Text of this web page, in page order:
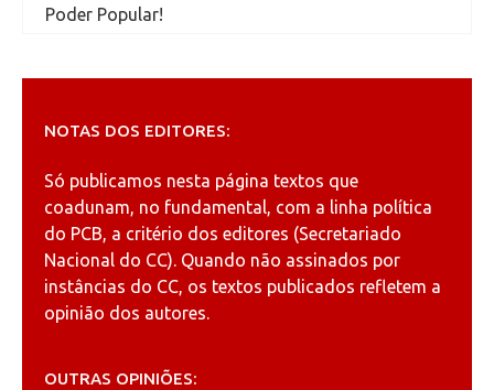
Poder Popular!
NOTAS DOS EDITORES:
Só publicamos nesta página textos que
coadunam, no fundamental, com a linha política
do PCB, a critério dos editores (Secretariado
Nacional do CC). Quando não assinados por
instâncias do CC, os textos publicados refletem a
opinião dos autores.
OUTRAS OPINIÕES: